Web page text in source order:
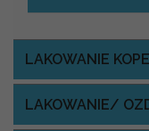
LAKOWANIE
LAKOWANIE/